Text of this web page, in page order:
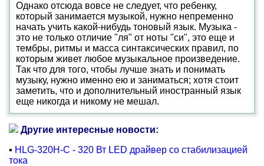
Однако отсюда вовсе не следует, что ребенку,
который занимается музыкой, нужно непременно
начать учить какой-нибудь тоновый язык. Музыка -
это не только отличие "ля" от ноты "си", это еще и
тембры, ритмы и масса синтаксических правил, по
которым живет любое музыкальное произведение.
Так что для того, чтобы лучше знать и понимать
музыку, нужно именно ею и заниматься; хотя стоит
заметить, что и дополнительный иностранный язык
еще никогда и никому не мешал.
Другие интересные новости:
▪ HLG-320H-C - 320 Вт LED драйвер со стабилизацией
тока